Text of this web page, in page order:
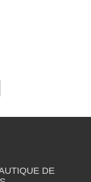
DE